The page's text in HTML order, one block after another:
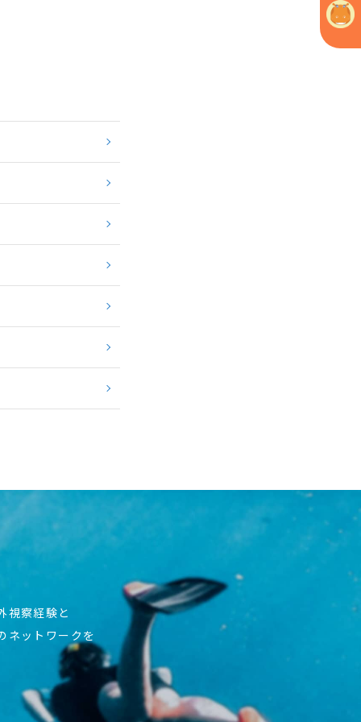
視察経験と
ネットワークを